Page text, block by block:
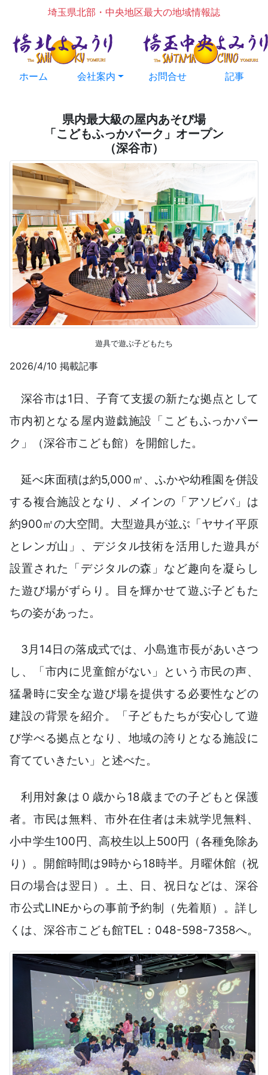
埼玉県北部・中央地区最大の地域情報誌
ホーム 会社案内 お問合せ 記事
県内最大級の屋内あそび場
「こどもふっかパーク」オープン
（深谷市）
遊具で遊ぶ子どもたち
2026/4/10 掲載記事
深谷市は1日、子育て支援の新たな拠点として
市内初となる屋内遊戯施設「こどもふっかパー
ク」（深谷市こども館）を開館した。
延べ床面積は約5,000㎡、ふかや幼稚園を併設
する複合施設となり、メインの「アソビバ」は
約900㎡の大空間。大型遊具が並ぶ「ヤサイ平原
とレンガ山」、デジタル技術を活用した遊具が
設置された「デジタルの森」など趣向を凝らし
た遊び場がずらり。目を輝かせて遊ぶ子どもた
ちの姿があった。
3月14日の落成式では、小島進市長があいさつ
し、「市内に児童館がない」という市民の声、
猛暑時に安全な遊び場を提供する必要性などの
建設の背景を紹介。「子どもたちが安心して遊
び学べる拠点となり、地域の誇りとなる施設に
育てていきたい」と述べた。
利用対象は０歳から18歳までの子どもと保護
者。市民は無料、市外在住者は未就学児無料、
小中学生100円、高校生以上500円（各種免除あ
り）。開館時間は9時から18時半。月曜休館（祝
日の場合は翌日）。土、日、祝日などは、深谷
市公式LINEからの事前予約制（先着順）。詳し
くは、深谷市こども館TEL：048-598-7358へ。